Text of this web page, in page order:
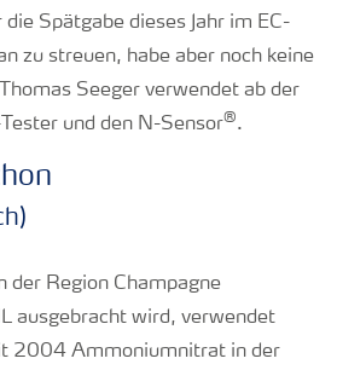
die Spätgabe dieses Jahr im EC-
zu streuen, habe aber noch keine
Seeger verwendet ab der
und den N-Sensor®.
der Region Champagne
ausgebracht wird, verwendet
2004 Ammoniumnitrat in der